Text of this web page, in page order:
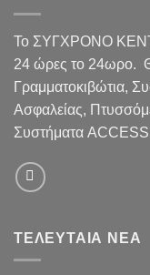
Το ΣΥΓΧΡΟΝΟ
24 ώρες το 24ωρο.
Γραμματοκιβώτια,
Ασφαλείας,
Συστήματα
ΤΕΛΕΥΤΑΙΑ ΝΕΑ